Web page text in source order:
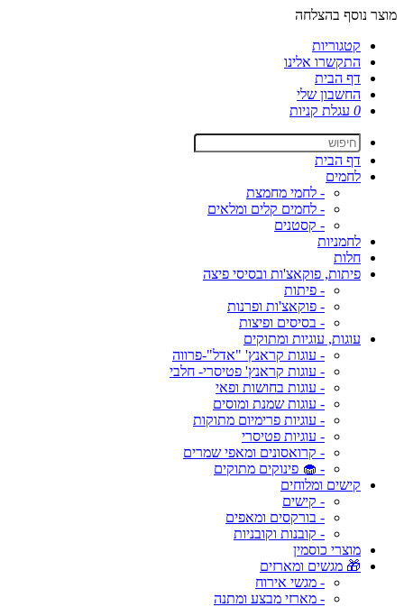
מוצר נוסף בהצלחה
קטגוריות
התקשרו אלינו
דף הבית
החשבון שלי
0 עגלת קניות
דף הבית
לחמים
- לחמי מחמצת
- לחמים קלים ומלאים
- קסטנים
לחמניות
חלות
פיתות, פוקאצ'ות ובסיסי פיצה
- פיתות
- פוקאצ'ות ופרנות
- בסיסים ופיצות
עוגות, עוגיות ומתוקים
- עוגות קראנץ' "אדל"-פרווה
- עוגות קראנץ' פטיסרי- חלבי
- עוגות בחושות ופאי
- עוגות שמנת ומוסים
- עוגיות פרימיום מתוקות
- עוגיות פטיסרי
- קרואסונים ומאפי שמרים
- 🧁 פינוקים מתוקים
קישים ומלוחים
- קישים
- בורקסים ומאפים
- קובנות וקובניות
מוצרי כוסמין
🎁 מגשים ומארזים
- מגשי אירוח
- מארזי מבצע ומתנה